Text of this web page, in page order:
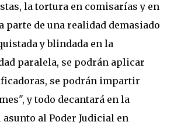
la tortura en comisarías y en
parte de una realidad demasiado
y blindada en la
paralela, se podrán aplicar
se podrán impartir
y todo decantará en la
al Poder Judicial en